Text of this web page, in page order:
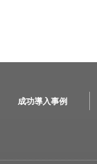
成功導入事例